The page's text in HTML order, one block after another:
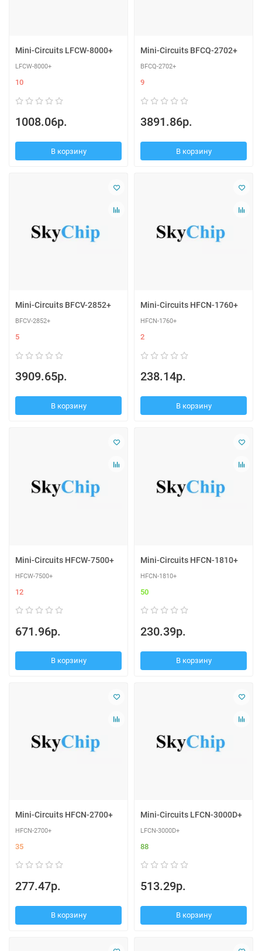
Mini-Circuits LFCW-8000+
LFCW-8000+
10
1008.06р.
В корзину
Mini-Circuits BFCQ-2702+
BFCQ-2702+
9
3891.86р.
В корзину
Mini-Circuits BFCV-2852+
BFCV-2852+
5
3909.65р.
В корзину
Mini-Circuits HFCN-1760+
HFCN-1760+
2
238.14р.
В корзину
Mini-Circuits HFCW-7500+
HFCW-7500+
12
671.96р.
В корзину
Mini-Circuits HFCN-1810+
HFCN-1810+
50
230.39р.
В корзину
Mini-Circuits HFCN-2700+
HFCN-2700+
35
277.47р.
В корзину
Mini-Circuits LFCN-3000D+
LFCN-3000D+
88
513.29р.
В корзину